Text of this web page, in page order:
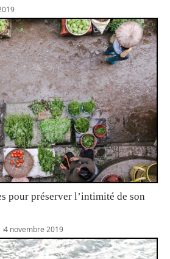
pour préserver l’intimité de son
4 novembre 2019